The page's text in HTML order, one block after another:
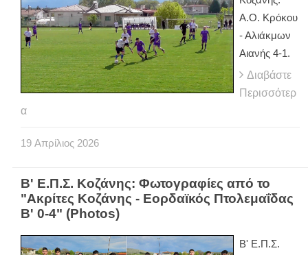
Α.Ο. Κρόκου
- Αλιάκμων
Αιανής 4-1.
Διαβάστε
Περισσότερ
α
19 Απρίλιος 2026
Β' Ε.Π.Σ. Κοζάνης: Φωτογραφίες από το
"Ακρίτες Κοζάνης - Εορδαϊκός Πτολεμαΐδας
Β' 0-4" (Photos)
Β' Ε.Π.Σ.